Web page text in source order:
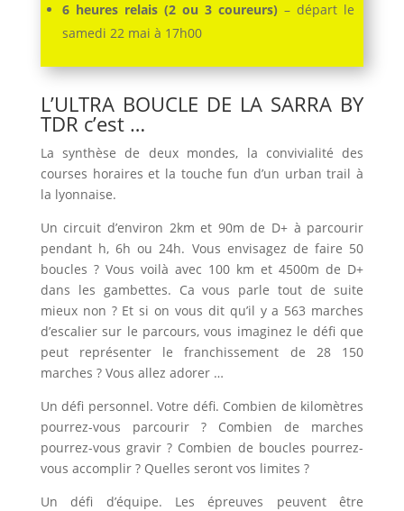
6 heures relais (2 ou 3 coureurs) – départ le
samedi 22 mai à 17h00
L’ULTRA BOUCLE DE LA SARRA BY
TDR c’est …
La synthèse de deux mondes, la convivialité des
courses horaires et la touche fun d’un urban trail à
la lyonnaise.
Un circuit d’environ 2km et 90m de D+ à parcourir
pendant h, 6h ou 24h. Vous envisagez de faire 50
boucles ? Vous voilà avec 100 km et 4500m de D+
dans les gambettes. Ca vous parle tout de suite
mieux non ? Et si on vous dit qu’il y a 563 marches
d’escalier sur le parcours, vous imaginez le défi que
peut représenter le franchissement de 28 150
marches ? Vous allez adorer …
Un défi personnel. Votre défi. Combien de kilomètres
pourrez-vous parcourir ? Combien de marches
pourrez-vous gravir ? Combien de boucles pourrez-
vous accomplir ? Quelles seront vos limites ?
Un défi d’équipe. Les épreuves peuvent être